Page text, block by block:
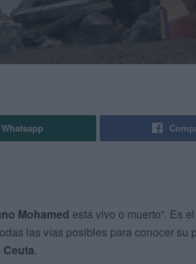
Mohamed está vivo o muerto”. Es
las vías posibles para conocer su
.